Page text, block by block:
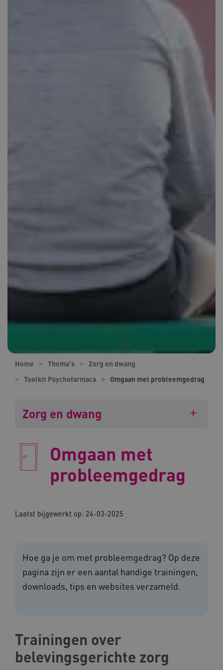
Home Thema's
Zorg en dwang
Toolkit Psychofarmaca
Omgaan met probleemgedrag
Zorg en dwang
Omgaan met
probleemgedrag
Laatst bijgewerkt op: 24-03-2025
Hoe ga je om met probleemgedrag? Op deze
pagina zijn er een aantal handige trainingen,
downloads, tips en websites verzameld.
Trainingen over
belevingsgerichte zorg